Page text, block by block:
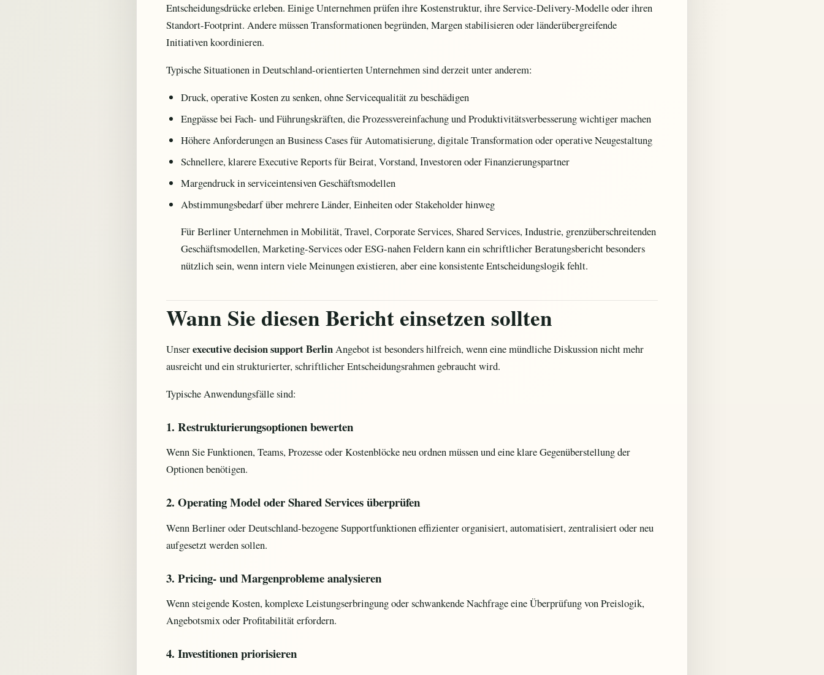
Entscheidungsdrücke erleben. Einige Unternehmen prüfen ihre Kostenstruktur, ihre Service-Delivery-Modelle oder ihren
Standort-Footprint. Andere müssen Transformationen begründen, Margen stabilisieren oder länderübergreifende
Initiativen koordinieren.
Typische Situationen in Deutschland-orientierten Unternehmen sind derzeit unter anderem:
Druck, operative Kosten zu senken, ohne Servicequalität zu beschädigen
Engpässe bei Fach- und Führungskräften, die Prozessvereinfachung und Produktivitätsverbesserung wichtiger machen
Höhere Anforderungen an Business Cases für Automatisierung, digitale Transformation oder operative Neugestaltung
Schnellere, klarere Executive Reports für Beirat, Vorstand, Investoren oder Finanzierungspartner
Margendruck in serviceintensiven Geschäftsmodellen
Abstimmungsbedarf über mehrere Länder, Einheiten oder Stakeholder hinweg
Für Berliner Unternehmen in Mobilität, Travel, Corporate Services, Shared Services, Industrie, grenzüberschreitenden
Geschäftsmodellen, Marketing-Services oder ESG-nahen Feldern kann ein schriftlicher Beratungsbericht besonders
nützlich sein, wenn intern viele Meinungen existieren, aber eine konsistente Entscheidungslogik fehlt.
Wann Sie diesen Bericht einsetzen sollten
Unserexecutive decision support BerlinAngebot ist besonders hilfreich, wenn eine mündliche Diskussion nicht mehr
ausreicht und ein strukturierter, schriftlicher Entscheidungsrahmen gebraucht wird.
Typische Anwendungsfälle sind:
1. Restrukturierungsoptionen bewerten
Wenn Sie Funktionen, Teams, Prozesse oder Kostenblöcke neu ordnen müssen und eine klare Gegenüberstellung der
Optionen benötigen.
2. Operating Model oder Shared Services überprüfen
Wenn Berliner oder Deutschland-bezogene Supportfunktionen effizienter organisiert, automatisiert, zentralisiert oder neu
aufgesetzt werden sollen.
3. Pricing- und Margenprobleme analysieren
Wenn steigende Kosten, komplexe Leistungserbringung oder schwankende Nachfrage eine Überprüfung von Preislogik,
Angebotsmix oder Profitabilität erfordern.
4. Investitionen priorisieren